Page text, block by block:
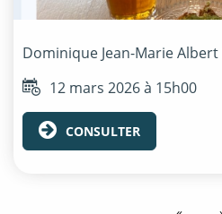
Dominique Jean-Marie Albert
12 mars 2026 à 15h00
CONSULTER